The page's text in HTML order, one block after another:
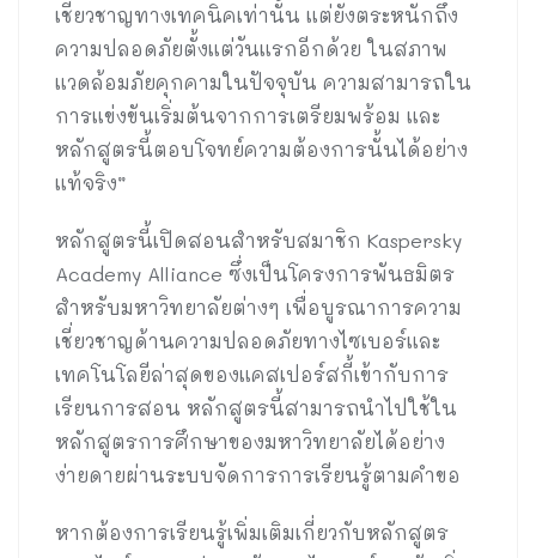
เชี่ยวชาญทางเทคนิคเท่านั้น แต่ยังตระหนักถึง
ความปลอดภัยตั้งแต่วันแรกอีกด้วย ในสภาพ
แวดล้อมภัยคุกคามในปัจจุบัน ความสามารถใน
การแข่งขันเริ่มต้นจากการเตรียมพร้อม และ
หลักสูตรนี้ตอบโจทย์ความต้องการนั้นได้อย่าง
แท้จริง”
หลักสูตรนี้เปิดสอนสำหรับสมาชิก Kaspersky
Academy Alliance ซึ่งเป็นโครงการพันธมิตร
สำหรับมหาวิทยาลัยต่างๆ เพื่อบูรณาการความ
เชี่ยวชาญด้านความปลอดภัยทางไซเบอร์และ
เทคโนโลยีล่าสุดของแคสเปอร์สกี้เข้ากับการ
เรียนการสอน หลักสูตรนี้สามารถนำไปใช้ใน
หลักสูตรการศึกษาของมหาวิทยาลัยได้อย่าง
ง่ายดายผ่านระบบจัดการการเรียนรู้ตามคำขอ
หากต้องการเรียนรู้เพิ่มเติมเกี่ยวกับหลักสูตร